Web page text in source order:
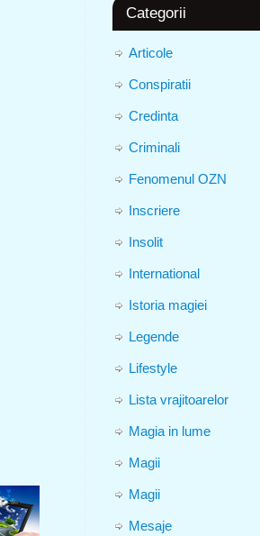
Categorii
Articole
Conspiratii
Credinta
Criminali
Fenomenul OZN
Inscriere
Insolit
International
Istoria magiei
Legende
Lifestyle
Lista vrajitoarelor
Magia in lume
Magii
Magii
Mesaje